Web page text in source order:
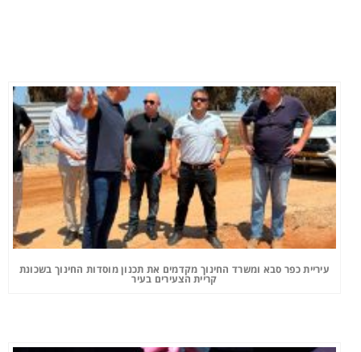
עיריית כפר סבא ומשרד החינוך מקדמים את תכנון מוסדות החינוך בשכונת
קריית הצעירים בעיר